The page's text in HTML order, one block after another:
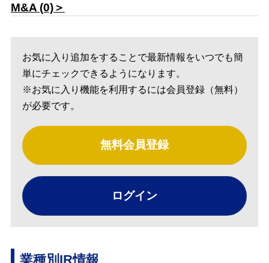
M&A (0)＞
お気に入り追加をすることで最新情報をいつでも簡
単にチェックできるようになります。
※お気に入り機能を利用するには会員登録（無料）
が必要です。
無料会員登録
ログイン